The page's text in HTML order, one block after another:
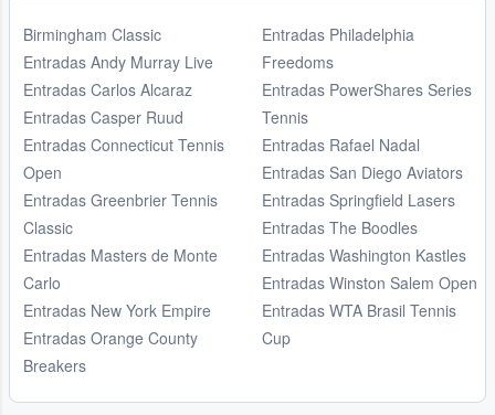
Birmingham Classic
Entradas Andy Murray Live
Entradas Carlos Alcaraz
Entradas Casper Ruud
Entradas Connecticut Tennis
Open
Entradas Greenbrier Tennis
Classic
Entradas Masters de Monte
Carlo
Entradas New York Empire
Entradas Orange County
Breakers
Entradas Philadelphia
Freedoms
Entradas PowerShares Series
Tennis
Entradas Rafael Nadal
Entradas San Diego Aviators
Entradas Springfield Lasers
Entradas The Boodles
Entradas Washington Kastles
Entradas Winston Salem Open
Entradas WTA Brasil Tennis
Cup